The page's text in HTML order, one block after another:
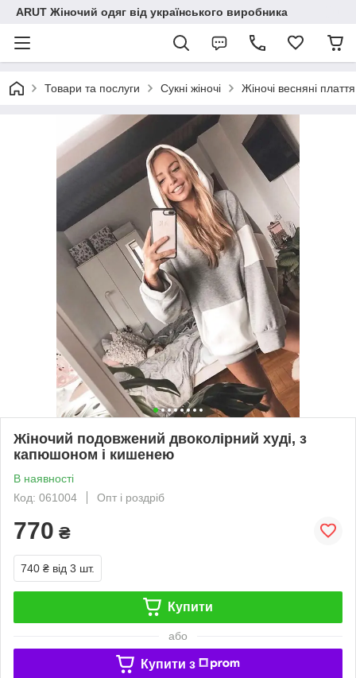
ARUT Жіночий одяг від українського виробника
Товари та послуги Сукні жіночі Жіночі весняні плаття
Жіночий подовжений двоколірний худі, з
капюшоном і кишенею
В наявності
Код: 061004
Опт і роздріб
770 ₴
740 ₴ від 3 шт.
Купити
або
Купити з